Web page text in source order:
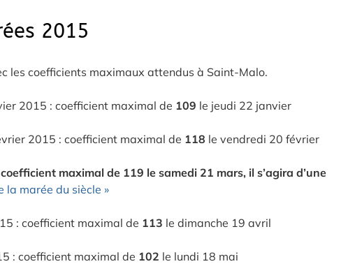
2015
les coefficients maximaux attendus à Saint-Malo.
2015 : coefficient maximal de 109 le jeudi 22 janvier
2015 : coefficient maximal de 118 le vendredi 20 février
coefficient maximal de 119 le samedi 21 mars, il s’agira d’une
la marée du siècle »
: coefficient maximal de 113 le dimanche 19 avril
: coefficient maximal de 102 le lundi 18 mai